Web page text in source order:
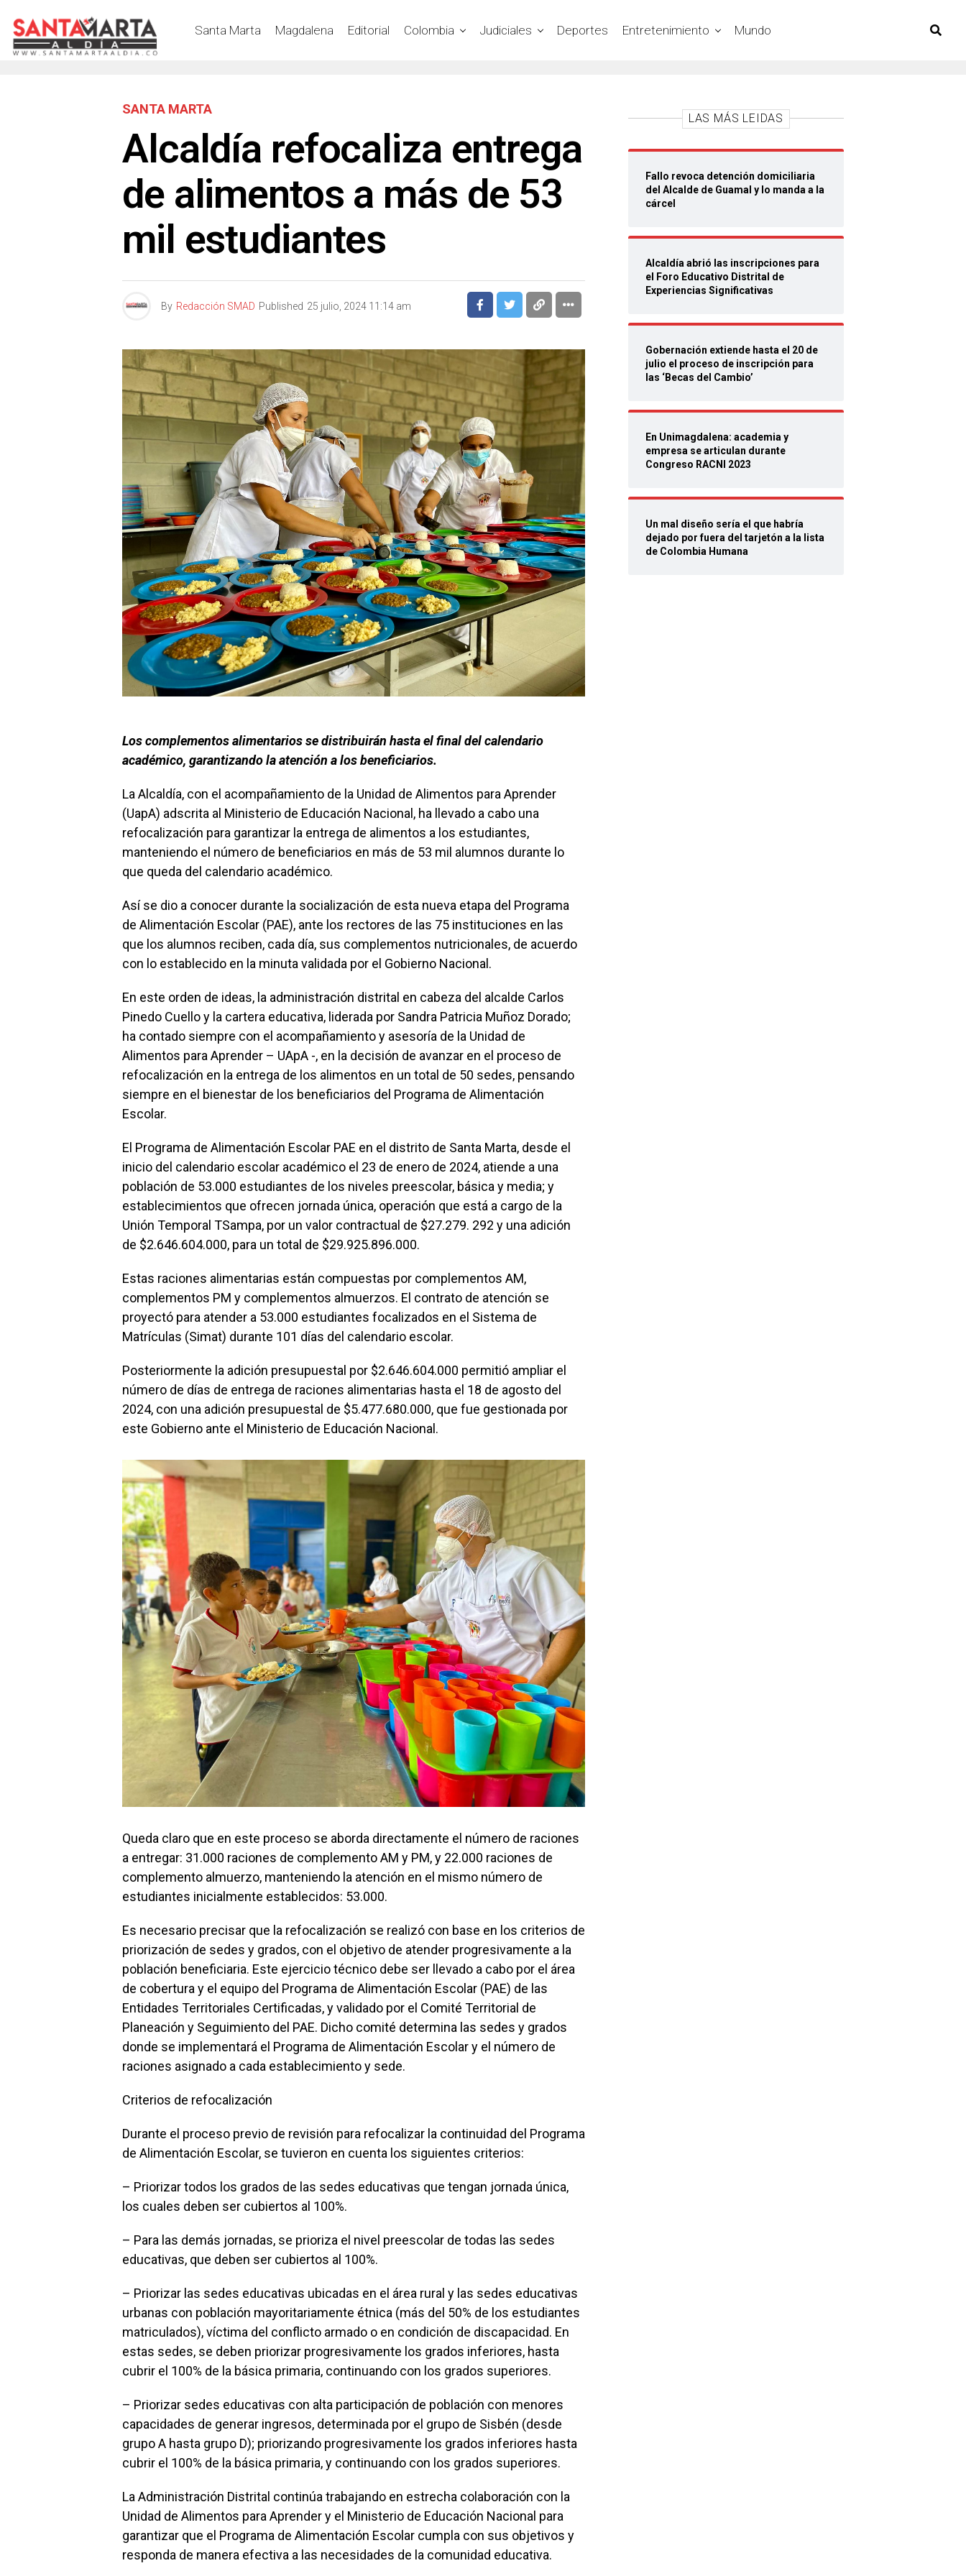
Santa Marta Magdalena Editorial Colombia Judiciales Deportes Entretenimiento Mundo
SANTA MARTA
Alcaldía refocaliza entrega
de alimentos a más de 53
mil estudiantes
By Redacción SMAD Published 25 julio, 2024 11:14 am
Los complementos alimentarios se distribuirán hasta el final del calendario
académico, garantizando la atención a los beneficiarios.
La Alcaldía, con el acompañamiento de la Unidad de Alimentos para Aprender
(UapA) adscrita al Ministerio de Educación Nacional, ha llevado a cabo una
refocalización para garantizar la entrega de alimentos a los estudiantes,
manteniendo el número de beneficiarios en más de 53 mil alumnos durante lo
que queda del calendario académico.
Así se dio a conocer durante la socialización de esta nueva etapa del Programa
de Alimentación Escolar (PAE), ante los rectores de las 75 instituciones en las
que los alumnos reciben, cada día, sus complementos nutricionales, de acuerdo
con lo establecido en la minuta validada por el Gobierno Nacional.
En este orden de ideas, la administración distrital en cabeza del alcalde Carlos
Pinedo Cuello y la cartera educativa, liderada por Sandra Patricia Muñoz Dorado;
ha contado siempre con el acompañamiento y asesoría de la Unidad de
Alimentos para Aprender – UApA -, en la decisión de avanzar en el proceso de
refocalización en la entrega de los alimentos en un total de 50 sedes, pensando
siempre en el bienestar de los beneficiarios del Programa de Alimentación
Escolar.
El Programa de Alimentación Escolar PAE en el distrito de Santa Marta, desde el
inicio del calendario escolar académico el 23 de enero de 2024, atiende a una
población de 53.000 estudiantes de los niveles preescolar, básica y media; y
establecimientos que ofrecen jornada única, operación que está a cargo de la
Unión Temporal TSampa, por un valor contractual de $27.279. 292 y una adición
de $2.646.604.000, para un total de $29.925.896.000.
Estas raciones alimentarias están compuestas por complementos AM,
complementos PM y complementos almuerzos. El contrato de atención se
proyectó para atender a 53.000 estudiantes focalizados en el Sistema de
Matrículas (Simat) durante 101 días del calendario escolar.
Posteriormente la adición presupuestal por $2.646.604.000 permitió ampliar el
número de días de entrega de raciones alimentarias hasta el 18 de agosto del
2024, con una adición presupuestal de $5.477.680.000, que fue gestionada por
este Gobierno ante el Ministerio de Educación Nacional.
Queda claro que en este proceso se aborda directamente el número de raciones
a entregar: 31.000 raciones de complemento AM y PM, y 22.000 raciones de
complemento almuerzo, manteniendo la atención en el mismo número de
estudiantes inicialmente establecidos: 53.000.
Es necesario precisar que la refocalización se realizó con base en los criterios de
priorización de sedes y grados, con el objetivo de atender progresivamente a la
población beneficiaria. Este ejercicio técnico debe ser llevado a cabo por el área
de cobertura y el equipo del Programa de Alimentación Escolar (PAE) de las
Entidades Territoriales Certificadas, y validado por el Comité Territorial de
Planeación y Seguimiento del PAE. Dicho comité determina las sedes y grados
donde se implementará el Programa de Alimentación Escolar y el número de
raciones asignado a cada establecimiento y sede.
Criterios de refocalización
Durante el proceso previo de revisión para refocalizar la continuidad del Programa
de Alimentación Escolar, se tuvieron en cuenta los siguientes criterios:
– Priorizar todos los grados de las sedes educativas que tengan jornada única,
los cuales deben ser cubiertos al 100%.
– Para las demás jornadas, se prioriza el nivel preescolar de todas las sedes
educativas, que deben ser cubiertos al 100%.
– Priorizar las sedes educativas ubicadas en el área rural y las sedes educativas
urbanas con población mayoritariamente étnica (más del 50% de los estudiantes
matriculados), víctima del conflicto armado o en condición de discapacidad. En
estas sedes, se deben priorizar progresivamente los grados inferiores, hasta
cubrir el 100% de la básica primaria, continuando con los grados superiores.
– Priorizar sedes educativas con alta participación de población con menores
capacidades de generar ingresos, determinada por el grupo de Sisbén (desde
grupo A hasta grupo D); priorizando progresivamente los grados inferiores hasta
cubrir el 100% de la básica primaria, y continuando con los grados superiores.
La Administración Distrital continúa trabajando en estrecha colaboración con la
Unidad de Alimentos para Aprender y el Ministerio de Educación Nacional para
garantizar que el Programa de Alimentación Escolar cumpla con sus objetivos y
responda de manera efectiva a las necesidades de la comunidad educativa.
LAS MÁS LEIDAS
Fallo revoca detención domiciliaria
del Alcalde de Guamal y lo manda a la
cárcel
Alcaldía abrió las inscripciones para
el Foro Educativo Distrital de
Experiencias Significativas
Gobernación extiende hasta el 20 de
julio el proceso de inscripción para
las ‘Becas del Cambio’
En Unimagdalena: academia y
empresa se articulan durante
Congreso RACNI 2023
Un mal diseño sería el que habría
dejado por fuera del tarjetón a la lista
de Colombia Humana